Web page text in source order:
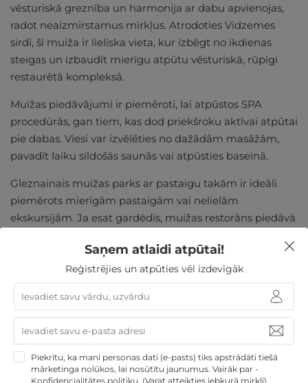
vēsturiskā greznība un harmonija ar dabu apvienojas,
radot neaizmirstamus mirkļus. Atrodoties Vidzemes
sirdī, šī muiža ir lieliska vieta, kur izbēgt no ikdienas
steigas un izbaudīt mierīgu atpūtu vēsturiskā, rūpīgi
restaurētā kompleksā.
Muižas piedāvājumi ir piemēroti, lai atpūstos SPA
procedūrās, gan tiem, kas dod priekšroku aktīvai atpūtai
pie dabas. Viesi var izvēlēties no dažādām masāžām,
pavadīt laiku sildošās saunās vai atpūsties baseinā.
Gleznainais muižas parks ar pastaigu takām ir ideāli
piemērots mierīgām pastaigām vai nelielām
ekskursijām. Ja esat gardēdis, muižas restorāns piedāvā
Tā ir lieliska iespēja izbaudīt Vidzemes garšas un justies
kā īsts muižas viesis. Plānojiet savu vizīti Mārcienas
muižā un ļaujieties dienai, kas būs pilna ar greznību,
vēsturi un pilnīgu relaksāciju. Šī ir vieta, kur jūs
atjaunosieties ne tikai fiziski, bet arī garīgi, lai atgrieztos
ikdienā ar jauniem spēkiem.
Saņem atlaidi atpūtai!
Reģistrējies un atpūties vēl izdevīgāk
Piekrītu, ka mani personas dati (e-pasts) tiks apstrādāti tiešā
mārketinga nolūkos, lai nosūtītu jaunumus. Vairāk par -
Konfidencialitātes politiku. (Varat atteikties jebkurā mirklī)